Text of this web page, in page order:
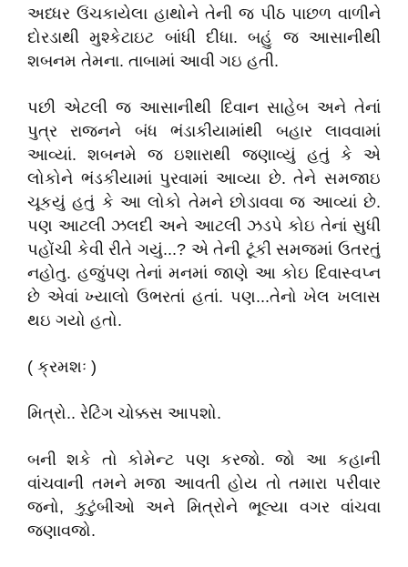
અધ્ધર ઉંચકાયેલા હાથોને તેની જ પીઠ પાછળ વાળીને
દોરડાથી મુશ્કેટાઇટ બાંધી દીધા. બહું જ આસાનીથી
શબનમ તેમના. તાબામાં આવી ગઇ હતી.
પછી એટલી જ આસાનીથી દિવાન સાહેબ અને તેનાં
પુત્ર રાજનને બંધ ભંડાકીયામાંથી બહાર લાવવામાં
આવ્યાં. શબનમે જ ઇશારાથી જણાવ્યું હતું કે એ
લોકોને ભંડકીયામાં પુરવામાં આવ્યા છે. તેને સમજાઇ
ચૂકયું હતું કે આ લોકો તેમને છોડાવવા જ આવ્યાં છે.
પણ આટલી ઝલદી અને આટલી ઝડપે કોઇ તેનાં સુધી
પહોંચી કેવી રીતે ગયું...? એ તેની ટૂંકી સમજમાં ઉતરતું
નહોતુ. હજુંપણ તેનાં મનમાં જાણે આ કોઇ દિવાસ્વપ્ન
છે એવાં ખ્યાલો ઉભરતાં હતાં. પણ...તેનો ખેલ ખલાસ
થઇ ગયો હતો.
( ક્રમશઃ )
મિત્રો.. રેટિંગ ચોક્કસ આપશો.
બની શકે તો કોમેન્ટ પણ કરજો. જો આ કહાની
વાંચવાની તમને મજા આવતી હોય તો તમારા પરીવાર
જનો, કુટુંબીઓ અને મિત્રોને ભૂલ્યા વગર વાંચવા
જણાવજો.